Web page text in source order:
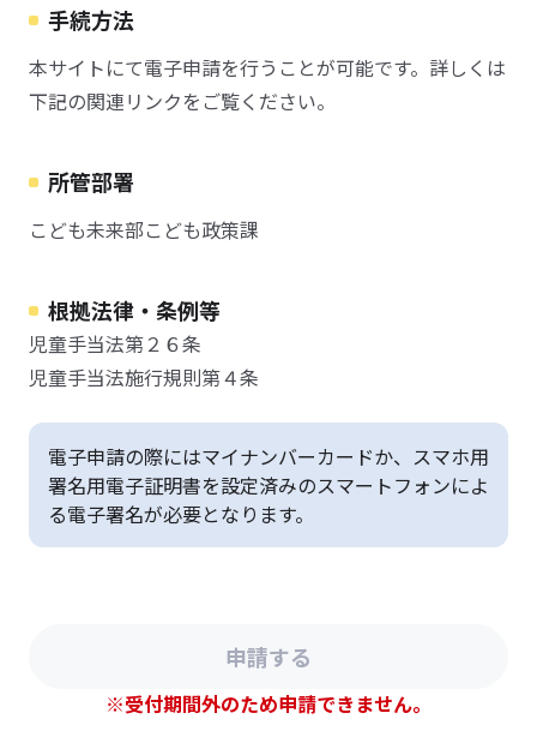
手続方法
本サイトにて電子申請を行うことが可能です。詳しくは
下記の関連リンクをご覧ください。
所管部署
こども未来部こども政策課
根拠法律・条例等
児童手当法第２６条
児童手当法施行規則第４条
電子申請の際にはマイナンバーカードか、スマホ用
署名用電子証明書を設定済みのスマートフォンによ
る電子署名が必要となります。
※受付期間外のため申請できません。